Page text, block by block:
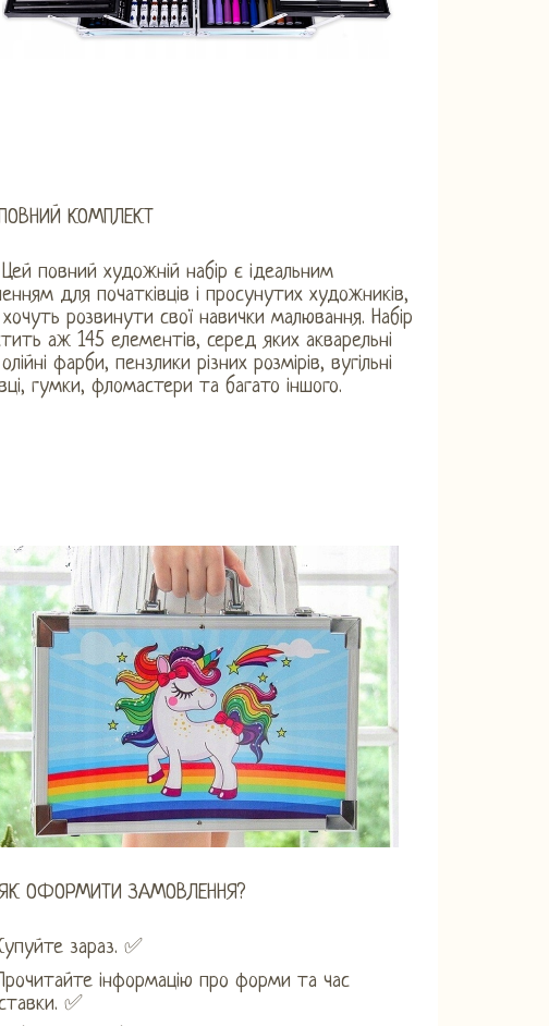
КОМПЛЕКТ
повний художній набір є ідеальним
для початківців і просунутих художників,
хочуть розвинути свої навички малювання. Набір
аж 145 елементів, серед яких акварельні
фарби, пензлики різних розмірів, вугільні
гумки, фломастери та багато іншого.
ОФОРМИТИ ЗАМОВЛЕННЯ?
зараз. ✅
інформацію про форми та час
✅